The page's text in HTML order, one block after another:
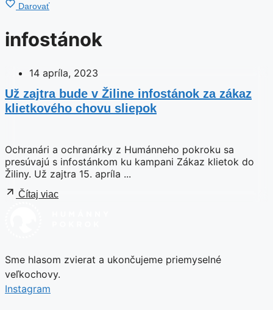
Darovať
infostánok
14 apríla, 2023
Už zajtra bude v Žiline infostánok za zákaz
klietkového chovu sliepok
Ochranári a ochranárky z Humánneho pokroku sa
presúvajú s infostánkom ku kampani Zákaz klietok do
Žiliny. Už zajtra 15. apríla ...
Čítaj viac
Sme hlasom zvierat a ukončujeme priemyselné
veľkochovy.
Instagram